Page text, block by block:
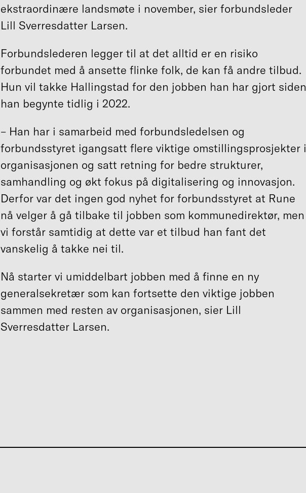
ekstraordinære landsmøte i november, sier forbundsleder
Lill Sverresdatter Larsen.
Forbundslederen legger til at det alltid er en risiko
forbundet med å ansette flinke folk, de kan få andre tilbud.
Hun vil takke Hallingstad for den jobben han har gjort siden
han begynte tidlig i 2022.
– Han har i samarbeid med forbundsledelsen og
forbundsstyret igangsatt flere viktige omstillingsprosjekter i
organisasjonen og satt retning for bedre strukturer,
samhandling og økt fokus på digitalisering og innovasjon.
Derfor var det ingen god nyhet for forbundsstyret at Rune
nå velger å gå tilbake til jobben som kommunedirektør, men
vi forstår samtidig at dette var et tilbud han fant det
vanskelig å takke nei til.
Nå starter vi umiddelbart jobben med å finne en ny
generalsekretær som kan fortsette den viktige jobben
sammen med resten av organisasjonen, sier Lill
Sverresdatter Larsen.